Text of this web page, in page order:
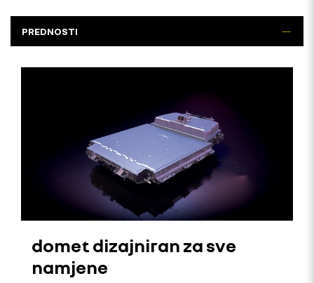
PREDNOSTI
domet dizajniran za sve
namjene